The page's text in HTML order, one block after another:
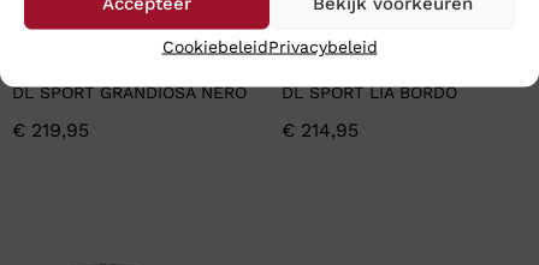
CookiebeleidPrivacybeleid
DL SPORT GRANDIOSA NERO
€ 219,95
DL SPORT LIA BORDO
€ 214,95